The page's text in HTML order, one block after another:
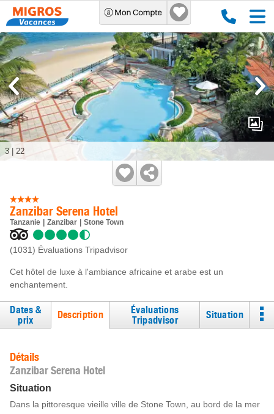
Zanzibar Serena Hotel
Tanzanie Zanzibar Stone Town
(1031) Évaluations Tripadvisor
Cet hôtel de luxe à l'ambiance africaine et arabe est un
enchantement.
3| 22
Dates &
prix
Description
Évaluations
Tripadvisor
Situation
Détails
Zanzibar Serena Hotel
Situation
Dans la pittoresque vieille ville de Stone Town, au bord de la mer